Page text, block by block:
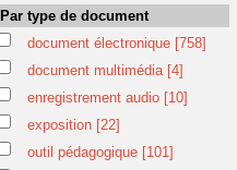
Par type de document
document électronique [758]
document multimédia [4]
enregistrement audio [10]
exposition [22]
outil pédagogique [101]